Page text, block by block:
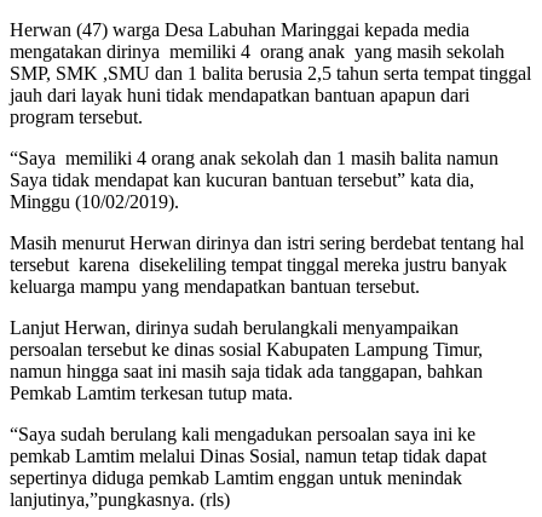
Herwan (47) warga Desa Labuhan Maringgai kepada media
mengatakan dirinya memiliki 4 orang anak yang masih sekolah
SMP, SMK ,SMU dan 1 balita berusia 2,5 tahun serta tempat tinggal
jauh dari layak huni tidak mendapatkan bantuan apapun dari
program tersebut.
“Saya memiliki 4 orang anak sekolah dan 1 masih balita namun
Saya tidak mendapat kan kucuran bantuan tersebut” kata dia,
Minggu (10/02/2019).
Masih menurut Herwan dirinya dan istri sering berdebat tentang hal
tersebut karena disekeliling tempat tinggal mereka justru banyak
keluarga mampu yang mendapatkan bantuan tersebut.
Lanjut Herwan, dirinya sudah berulangkali menyampaikan
persoalan tersebut ke dinas sosial Kabupaten Lampung Timur,
namun hingga saat ini masih saja tidak ada tanggapan, bahkan
Pemkab Lamtim terkesan tutup mata.
“Saya sudah berulang kali mengadukan persoalan saya ini ke
pemkab Lamtim melalui Dinas Sosial, namun tetap tidak dapat
sepertinya diduga pemkab Lamtim enggan untuk menindak
lanjutinya,”pungkasnya. (rls)